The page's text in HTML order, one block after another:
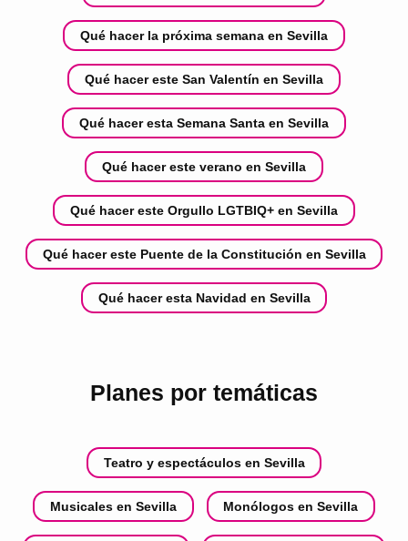
Qué hacer la próxima semana en Sevilla
Qué hacer este San Valentín en Sevilla
Qué hacer esta Semana Santa en Sevilla
Qué hacer este verano en Sevilla
Qué hacer este Orgullo LGTBIQ+ en Sevilla
Qué hacer este Puente de la Constitución en Sevilla
Qué hacer esta Navidad en Sevilla
Planes por temáticas
Teatro y espectáculos en Sevilla
Musicales en Sevilla Monólogos en Sevilla